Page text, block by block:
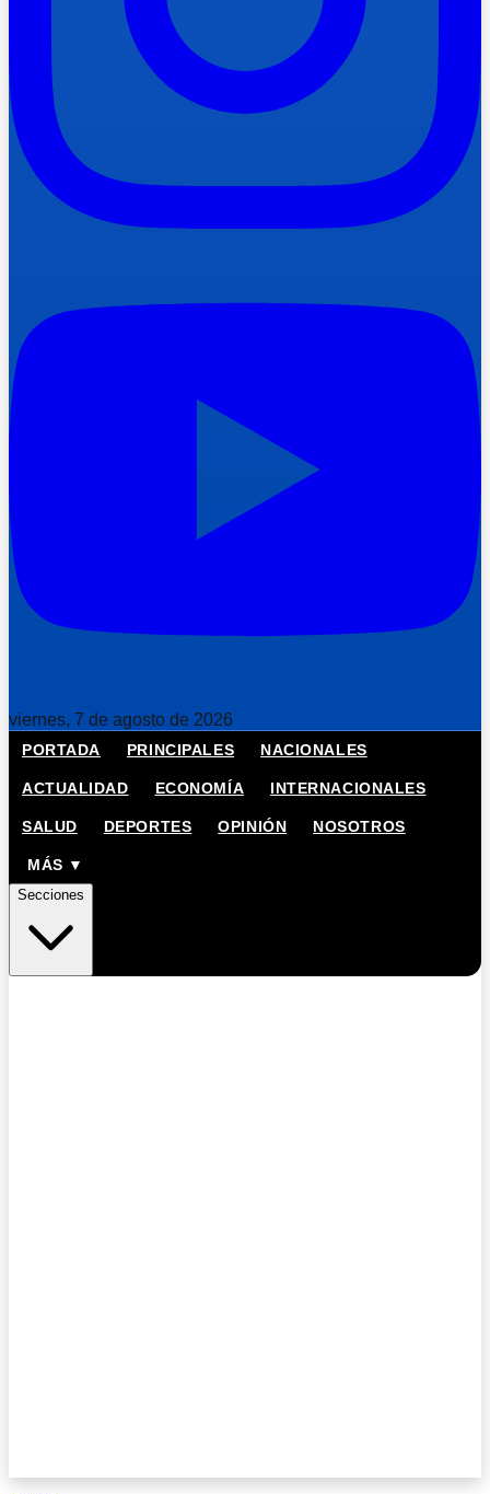
viernes, 7 de agosto de 2026
PORTADA PRINCIPALES NACIONALES
ACTUALIDAD ECONOMÍA INTERNACIONALES
SALUD DEPORTES OPINIÓN NOSOTROS
MÁS ▼
Secciones